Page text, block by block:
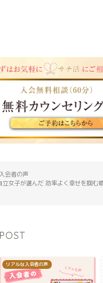
会者の声
立女子が選んだ 効率よく幸せを掴む
リアルな入会者の声